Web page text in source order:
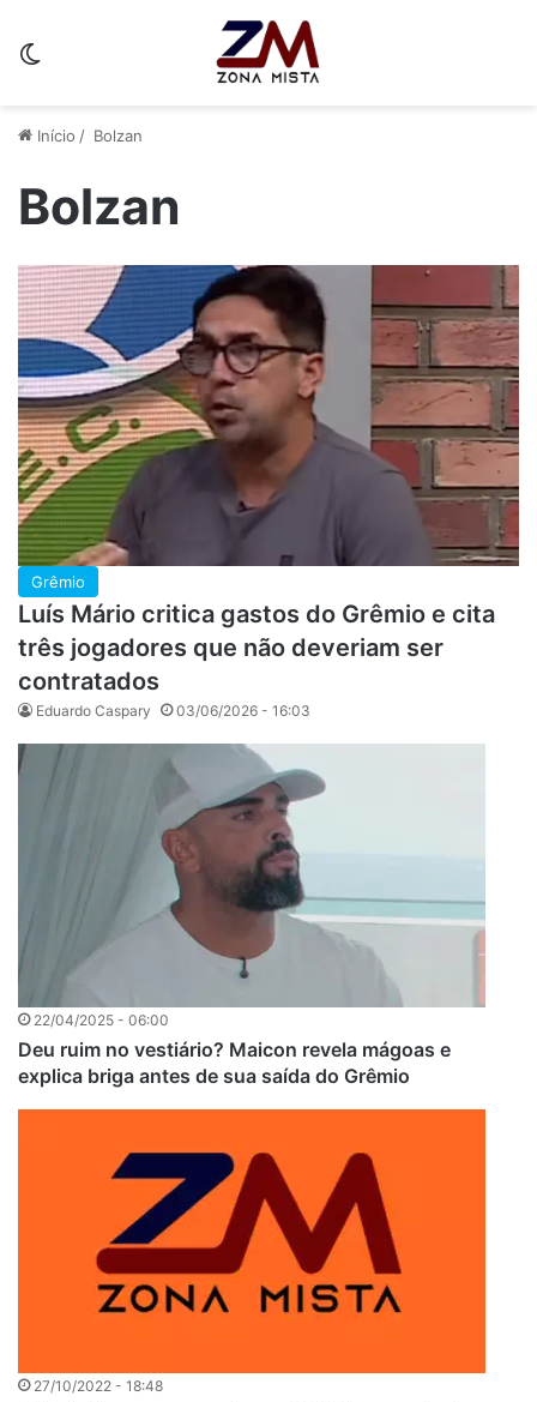
Início / Bolzan
Bolzan
Grêmio
Luís Mário critica gastos do Grêmio e cita
três jogadores que não deveriam ser
contratados
Eduardo Caspary 03/06/2026 - 16:03
22/04/2025 - 06:00
Deu ruim no vestiário? Maicon revela mágoas e
explica briga antes de sua saída do Grêmio
27/10/2022 - 18:48